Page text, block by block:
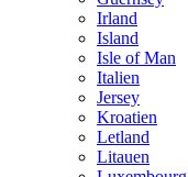
Irland
Island
Isle of Man
Italien
Jersey
Kroatien
Letland
Litauen